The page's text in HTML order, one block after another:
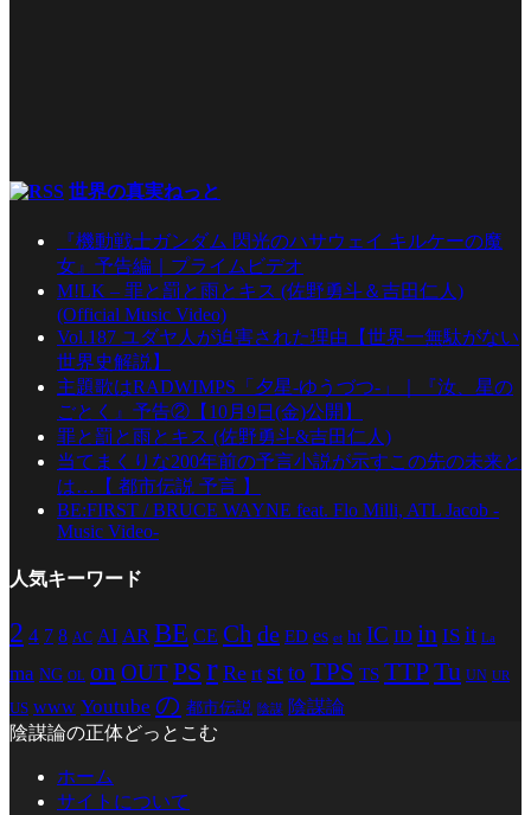
世界の真実ねっと
『機動戦士ガンダム 閃光のハサウェイ キルケーの魔
女』予告編｜プライムビデオ
M!LK – 罪と罰と雨とキス (佐野勇斗＆吉田仁人)
(Official Music Video)
Vol.187 ユダヤ人が迫害された理由【世界一無駄がない
世界史解説】
主題歌はRADWIMPS「夕星-ゆうづつ-」｜『汝、星の
ごとく』予告②【10月9日(金)公開】
罪と罰と雨とキス (佐野勇斗&吉田仁人)
当てまくりな200年前の予言小説が示すこの先の未来と
は…【 都市伝説 予言 】
BE:FIRST / BRUCE WAYNE feat. Flo Milli, ATL Jacob -
Music Video-
人気キーワード
2 4 7 8 AC AI AR BE CE Ch de ED es et ht IC ID in IS it La
ma NG OL on OUTPS r Re rt st to TPS TS TTPTu UN UR
US www Youtube の 都市伝説 陰謀 陰謀論
陰謀論の正体どっとこむ
ホーム
サイトについて